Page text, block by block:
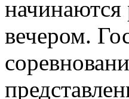
начинаются
вечером.